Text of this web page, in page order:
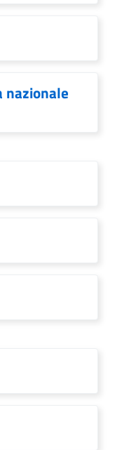
nazionale